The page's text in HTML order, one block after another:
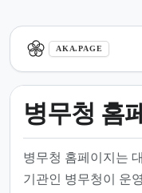
AKA.PAGE
병무청 홈
병무청 홈페이지는
기관인 병무청이 운